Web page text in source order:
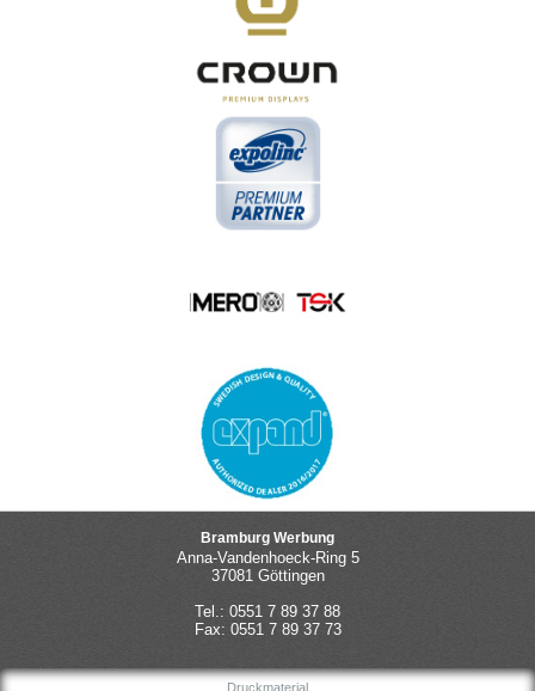
Bramburg Werbung
Anna-Vandenhoeck-Ring 5
37081 Göttingen
Tel.: 0551 7 89 37 88
Fax: 0551 7 89 37 73
Druckmaterial